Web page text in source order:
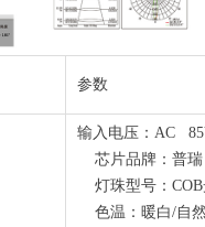
参数
输入电压：AC
芯片品牌
灯珠型号
色温：暖白/自